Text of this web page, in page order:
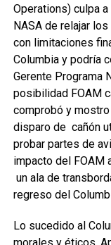
Operations) culpa
NASA de relajar
con limitaciones
Columbia y podría
Gerente Programa
posibilidad FOAM
comprobó y
disparo de cañón
probar partes de
impacto del FOAM
un ala de
regreso del
Lo sucedido al